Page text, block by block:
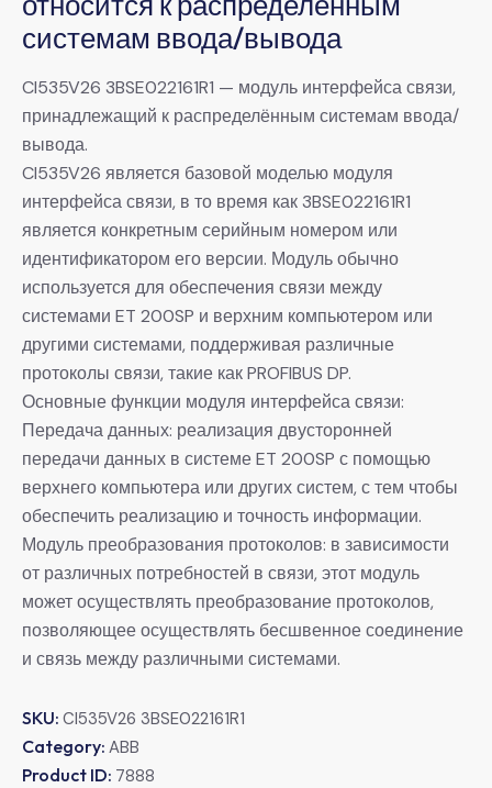
системам ввода/вывода
CI535V26 3BSE022161R1 — модуль интерфейса связи,
принадлежащий к распределённым системам ввода/
вывода.
CI535V26 является базовой моделью модуля
интерфейса связи, в то время как 3BSE022161R1
является конкретным серийным номером или
идентификатором его версии. Модуль обычно
используется для обеспечения связи между
системами ET 200SP и верхним компьютером или
другими системами, поддерживая различные
протоколы связи, такие как PROFIBUS DP.
Основные функции модуля интерфейса связи:
Передача данных: реализация двусторонней
передачи данных в системе ET 200SP с помощью
верхнего компьютера или других систем, с тем чтобы
обеспечить реализацию и точность информации.
Модуль преобразования протоколов: в зависимости
от различных потребностей в связи, этот модуль
может осуществлять преобразование протоколов,
позволяющее осуществлять бесшвенное соединение
и связь между различными системами.
SKU: CI535V26 3BSE022161R1
Category: ABB
Product ID: 7888